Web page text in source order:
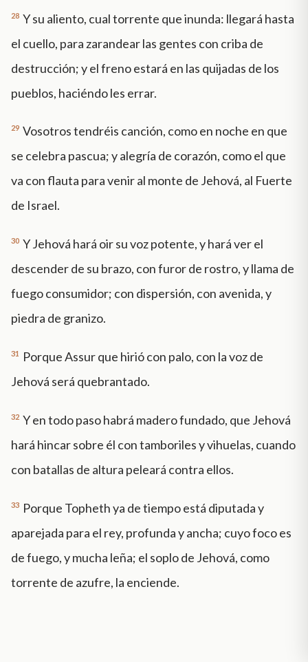
28 Y su aliento, cual torrente que inunda: llegará hasta
el cuello, para zarandear las gentes con criba de
destrucción; y el freno estará en las quijadas de los
pueblos, haciéndo les errar.
29 Vosotros tendréis canción, como en noche en que
se celebra pascua; y alegría de corazón, como el que
va con flauta para venir al monte de Jehová, al Fuerte
de Israel.
30 Y Jehová hará oir su voz potente, y hará ver el
descender de su brazo, con furor de rostro, y llama de
fuego consumidor; con dispersión, con avenida, y
piedra de granizo.
31
Porque Assur que hirió con palo, con la voz de
Jehová será quebrantado.
32 Y en todo paso habrá madero fundado, que Jehová
hará hincar sobre él con tamboriles y vihuelas, cuando
con batallas de altura peleará contra ellos.
33 Porque Topheth ya de tiempo está diputada y
aparejada para el rey, profunda y ancha; cuyo foco es
de fuego, y mucha leña; el soplo de Jehová, como
torrente de azufre, la enciende.